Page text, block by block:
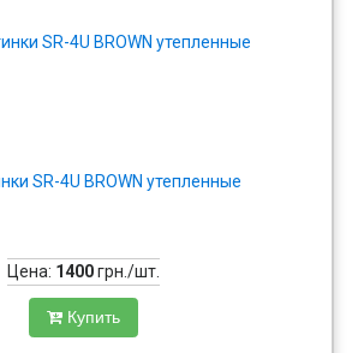
SR-4U BROWN утепленные
Цена: 1400грн./шт.
Купить